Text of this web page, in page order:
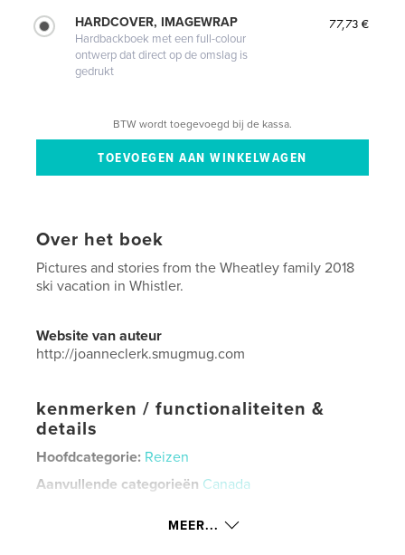
HARDCOVER, IMAGEWRAP
Hardbackboek met een full-colour
ontwerp dat direct op de omslag is
gedrukt
77,73 €
BTW wordt toegevoegd bij de kassa.
Over het boek
Pictures and stories from the Wheatley family 2018
ski vacation in Whistler.
Website van auteur
http://joanneclerk.smugmug.com
kenmerken / functionaliteiten &
details
Hoofdcategorie: Reizen
Aanvullende categorieën Canada
MEER...